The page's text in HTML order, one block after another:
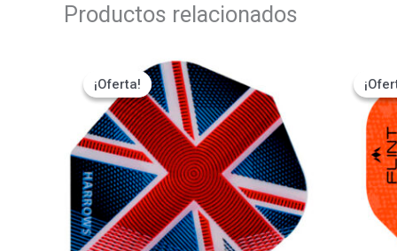
Productos relacionados
¡Oferta!
¡Oferta!
precio
original
era:
₡900.
precio
actual
es:
₡765.